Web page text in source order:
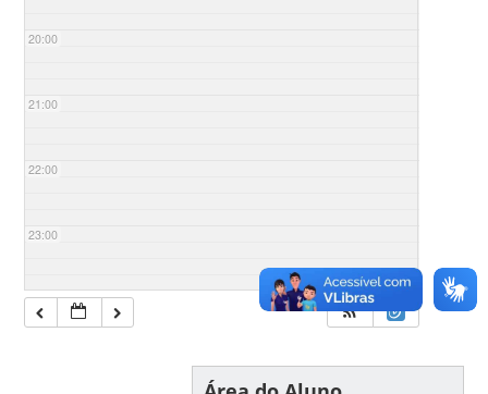
20:00
21:00
22:00
23:00